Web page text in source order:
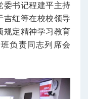
委书记程建平主持
吉红等在校校领导
规定精神学习教育
负责同志列席会